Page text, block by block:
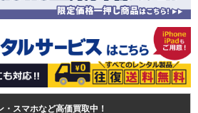
・スマホなど高価買取中！